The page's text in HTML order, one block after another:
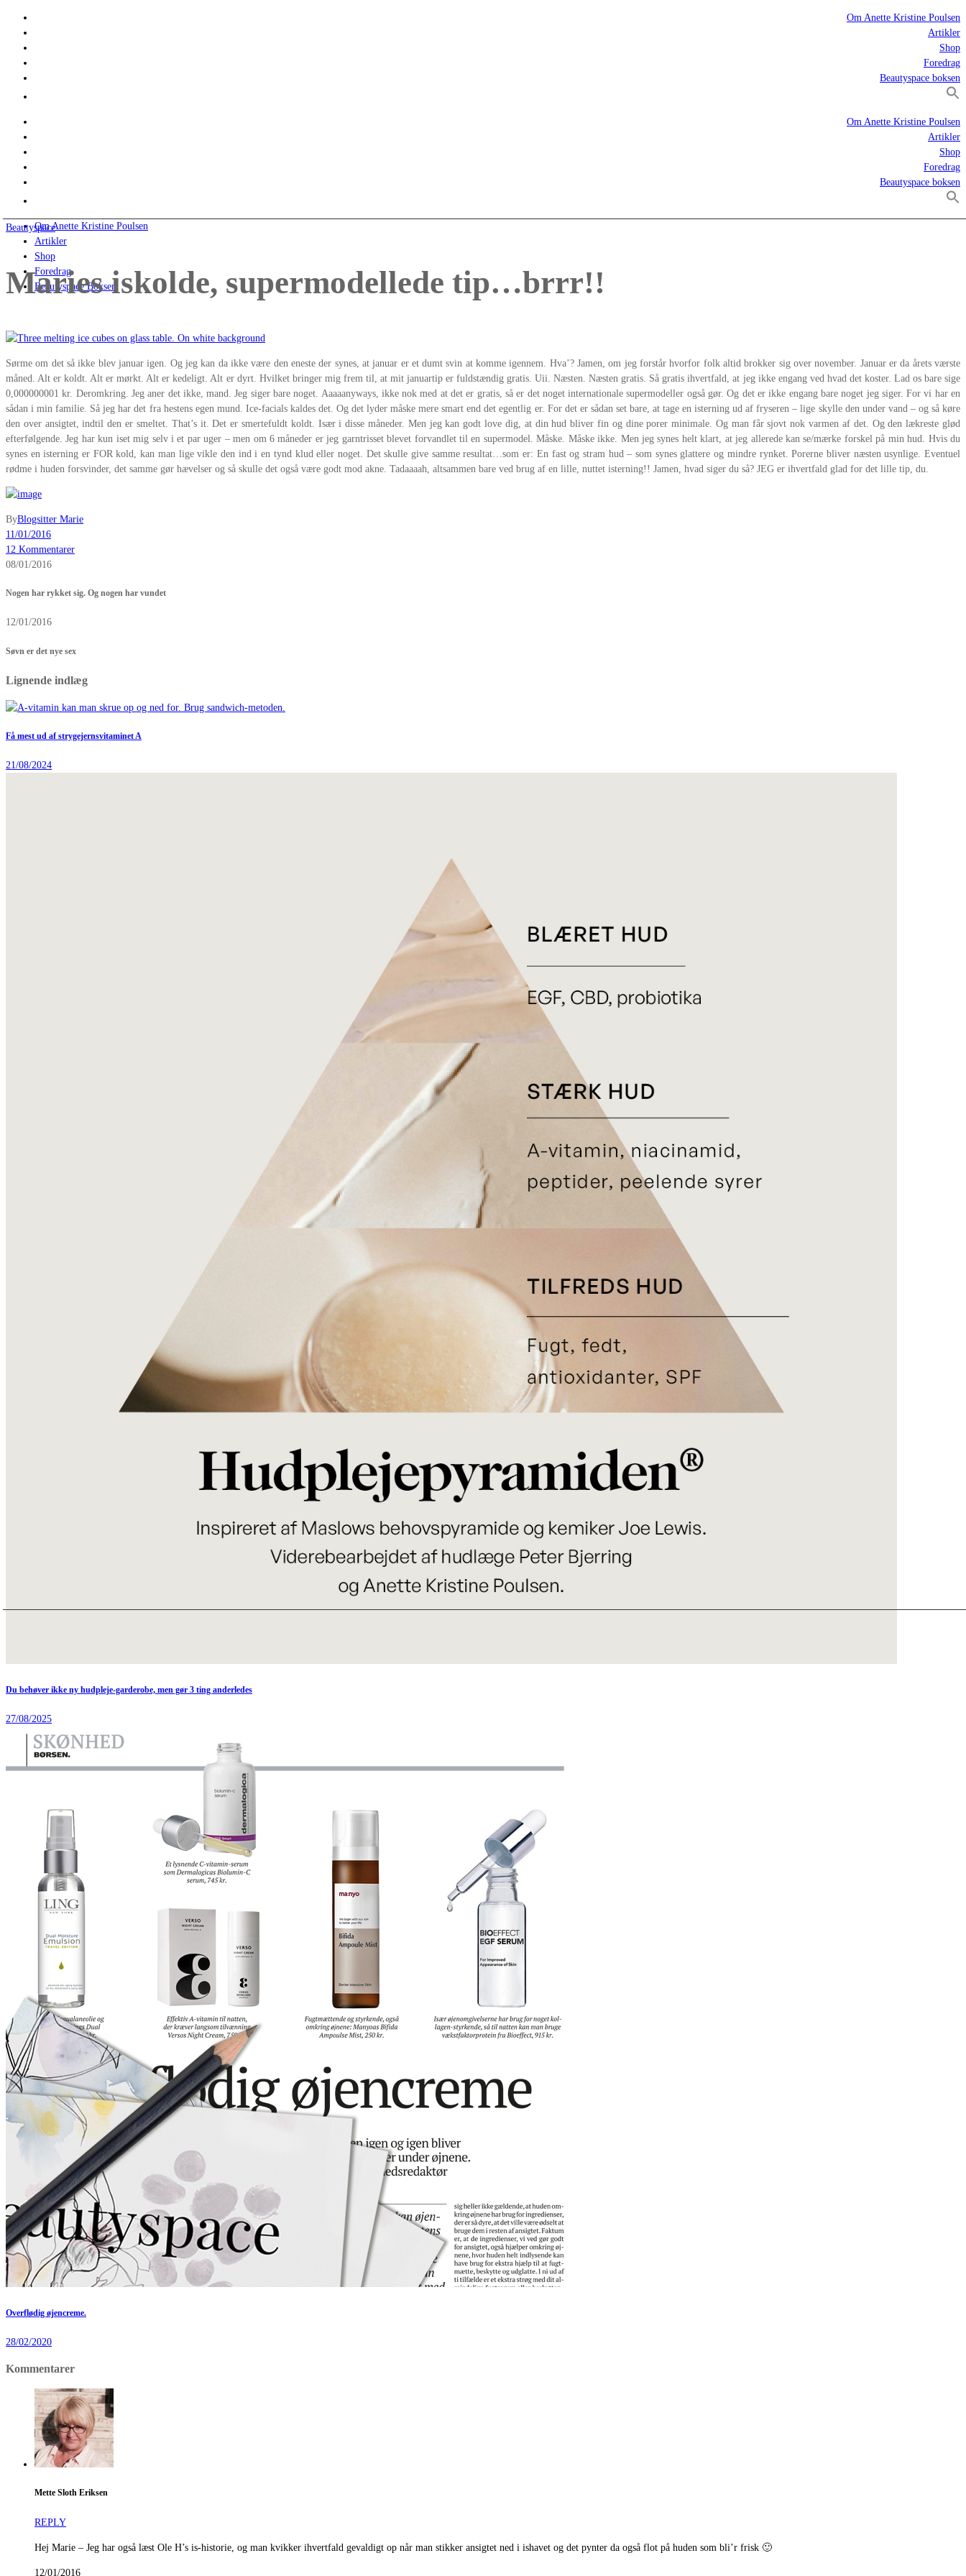
Om Anette Kristine Poulsen
Artikler
Shop
Foredrag
Beautyspace boksen
Om Anette Kristine Poulsen
Artikler
Shop
Foredrag
Beautyspace boksen
Om Anette Kristine Poulsen
Artikler
Shop
Foredrag
Beautyspace Boksen
Beautyspace
Maries iskolde, supermodellede tip…brrr!!
Sørme om det så ikke blev januar igen. Og jeg kan da ikke være den eneste der synes, at januar er et dumt svin at komme igennem. Hva’? Jamen, om jeg forstår hvorfor folk altid brokker sig over november. Januar er da årets værste
måned. Alt er koldt. Alt er mørkt. Alt er kedeligt. Alt er dyrt. Hvilket bringer mig frem til, at mit januartip er fuldstændig gratis. Uii. Næsten. Næsten gratis. Så gratis ihvertfald, at jeg ikke engang ved hvad det koster. Lad os bare sige
0,000000001 kr. Deromkring. Jeg aner det ikke, mand. Jeg siger bare noget. Aaaaanyways, ikke nok med at det er gratis, så er det noget internationale supermodeller også gør. Og det er ikke engang bare noget jeg siger. For vi har en
sådan i min familie. Så jeg har det fra hestens egen mund. Ice-facials kaldes det. Og det lyder måske mere smart end det egentlig er. For det er sådan set bare, at tage en isterning ud af fryseren – lige skylle den under vand – og så køre
den over ansigtet, indtil den er smeltet. That’s it. Det er smertefuldt koldt. Især i disse måneder. Men jeg kan godt love dig, at din hud bliver fin og dine porer minimale. Og man får sjovt nok varmen af det. Og den lækreste glød
efterfølgende. Jeg har kun iset mig selv i et par uger – men om 6 måneder er jeg garntrisset blevet forvandlet til en supermodel. Måske. Måske ikke. Men jeg synes helt klart, at jeg allerede kan se/mærke forskel på min hud. Hvis du
synes en isterning er FOR kold, kan man lige vikle den ind i en tynd klud eller noget. Det skulle give samme resultat…som er: En fast og stram hud – som synes glattere og mindre rynket. Porerne bliver næsten usynlige. Eventuel
rødme i huden forsvinder, det samme gør hævelser og så skulle det også være godt mod akne. Tadaaaah, altsammen bare ved brug af en lille, nuttet isterning!! Jamen, hvad siger du så? JEG er ihvertfald glad for det lille tip, du.
ByBlogsitter Marie
11/01/2016
12 Kommentarer
08/01/2016
Nogen har rykket sig. Og nogen har vundet
12/01/2016
Søvn er det nye sex
Lignende indlæg
Få mest ud af strygejernsvitaminet A
21/08/2024
Du behøver ikke ny hudpleje-garderobe, men gør 3 ting anderledes
27/08/2025
Overflødig øjencreme.
28/02/2020
Kommentarer
Mette Sloth Eriksen
REPLY
Hej Marie – Jeg har også læst Ole H’s is-historie, og man kvikker ihvertfald gevaldigt op når man stikker ansigtet ned i ishavet og det pynter da også flot på huden som bli’r frisk 🙂
12/01/2016